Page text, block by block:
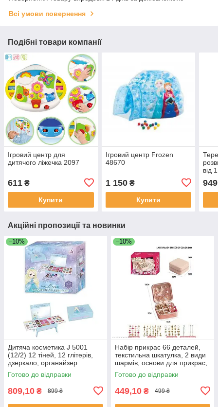
Всі умови повернення
Подібні товари компанії
Ігровий центр для
дитячого ліжечка 2097
611 ₴
Купити
Ігровий центр Frozen
48670
1 150₴
Купити
від
949
Акційні пропозиції та новинки
–10%
Дитяча косметика J 5001
(12/2) 12 тіней, 12 глітерів,
дзеркало, органайзер
Готово до відправки
809,10 ₴ 899 ₴
–10%
Набір прикрас 66 деталей,
текстильна шкатулка, 2 види
шармів, основи для прикрас,
металеві підвіски, 5568-4А
Готово до відправки
449,10 ₴ 499 ₴